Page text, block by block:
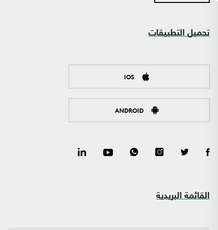
تحميل التطبيقات
IOS
ANDROID
القائمة البريدية